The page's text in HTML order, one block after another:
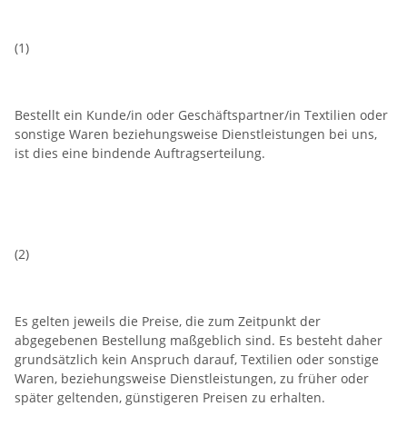
(1)
Bestellt ein Kunde/in oder Geschäftspartner/in Textilien oder
sonstige Waren beziehungsweise Dienstleistungen bei uns,
ist dies eine bindende Auftragserteilung.
(2)
Es gelten jeweils die Preise, die zum Zeitpunkt der
abgegebenen Bestellung maßgeblich sind. Es besteht daher
grundsätzlich kein Anspruch darauf, Textilien oder sonstige
Waren, beziehungsweise Dienstleistungen, zu früher oder
später geltenden, günstigeren Preisen zu erhalten.